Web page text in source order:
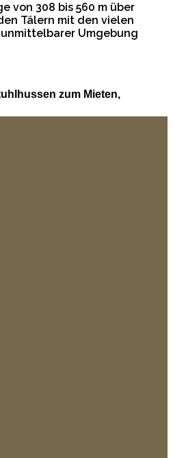
von 308 bis 560 m über
Tälern mit den vielen
Umgebung
zum Mieten,